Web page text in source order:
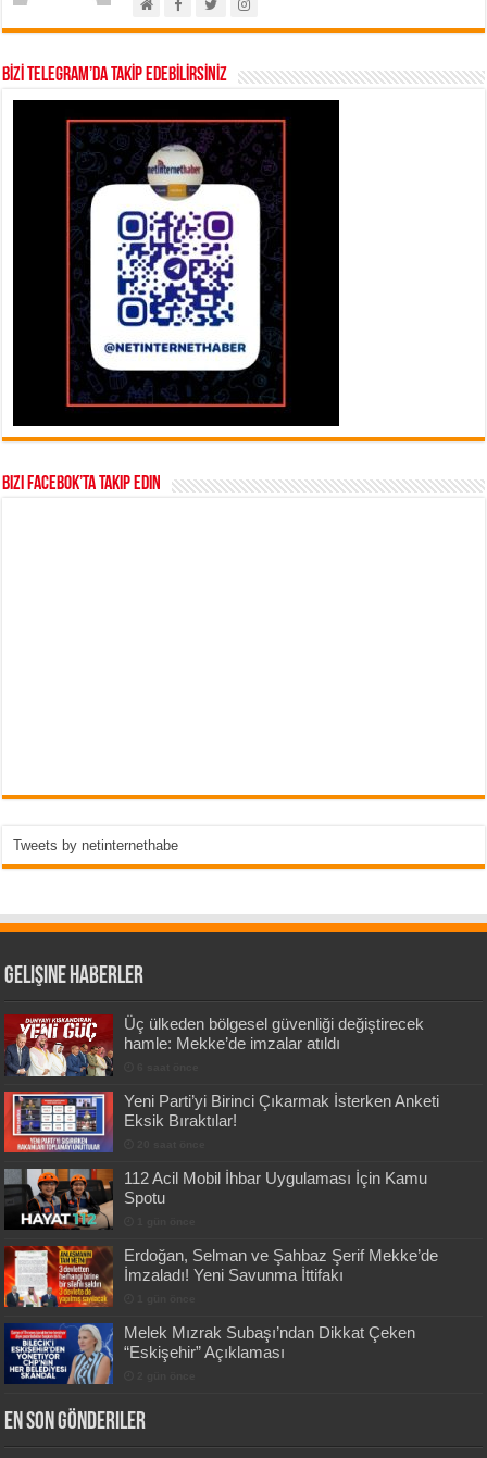
BİZİ TELEGRAM’DA TAKİP EDEBİLİRSİNİZ
Bizi Facebok’ta takip edin
Tweets by netinternethabe
Gelişine Haberler
Üç ülkeden bölgesel güvenliği değiştirecek
hamle: Mekke’de imzalar atıldı
Yeni Parti’yi Birinci Çıkarmak İsterken Anketi
Eksik Bıraktılar!
112 Acil Mobil İhbar Uygulaması İçin Kamu
Spotu
Erdoğan, Selman ve Şahbaz Şerif Mekke’de
İmzaladı! Yeni Savunma İttifakı
Melek Mızrak Subaşı’ndan Dikkat Çeken
“Eskişehir” Açıklaması
En Son Gönderiler